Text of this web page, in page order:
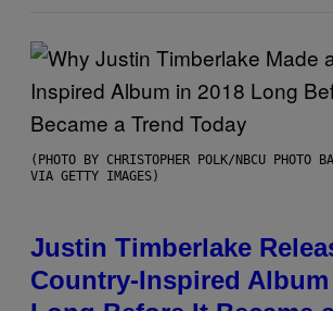
(PHOTO BY CHRISTOPHER POLK/NBCU PHOTO
VIA GETTY IMAGES)
Justin Timberlake
Country-Inspired Album